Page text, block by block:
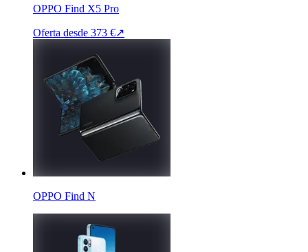
OPPO Find X5 Pro
Oferta desde 373 €↗
OPPO Find N